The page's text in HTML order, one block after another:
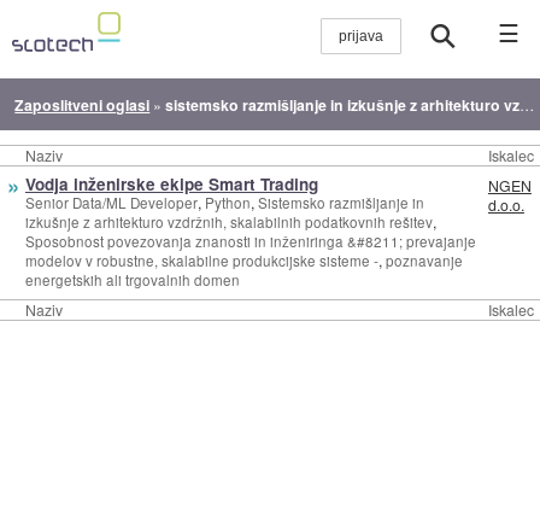
☰
Zaposlitveni oglasi »sistemsko razmišljanje in izkušnje z arhitekturo vzdržnih, skalabilnih podatkovnih rešitev
Naziv Iskalec
Naziv Iskalec
» Vodja inženirske ekipe Smart Trading
Senior Data/ML Developer, Python, Sistemsko razmišljanje in
izkušnje z arhitekturo vzdržnih, skalabilnih podatkovnih rešitev,
Sposobnost povezovanja znanosti in inženiringa &#8211; prevajanje
modelov v robustne, skalabilne produkcijske sisteme -, poznavanje
energetskih ali trgovalnih domen
NGEN
d.o.o.